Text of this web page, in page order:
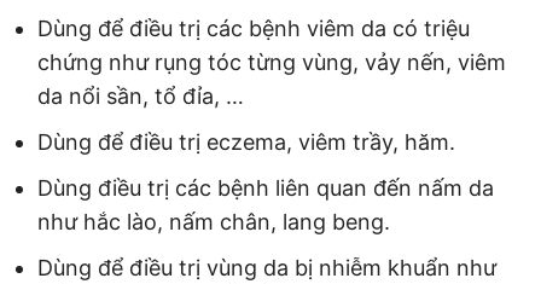
Dùng để điều trị các bệnh viêm da có triệu
chứng như rụng tóc từng vùng, vảy nến, viêm
da nổi sần, tổ đỉa, …
Dùng để điều trị eczema, viêm trầy, hăm.
Dùng điều trị các bệnh liên quan đến nấm da
như hắc lào, nấm chân, lang beng.
Dùng để điều trị vùng da bị nhiễm khuẩn như